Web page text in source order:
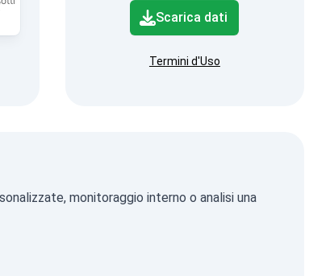
Scarica dati
Termini d'Uso
monitoraggio interno o analisi una